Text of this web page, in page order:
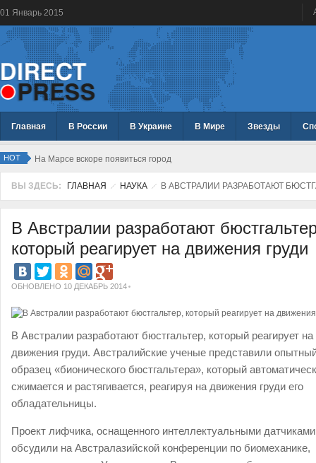
01 Январь 2015
Главная В России В Украине В Мире Звезды
HOT На Марсе вскоре появиться город
ВЫ ЗДЕСЬ: ГЛАВНАЯ НАУКА В АВСТРАЛИИ РАЗРАБОТАЮТ
В Австралии разработают
который реагирует на движения груди
ОБНОВЛЕНО 10 ДЕКАБРЬ 2014
В Австралии разработают бюстгальтер, который реагирует на
движения груди. Австралийские ученые представили
образец «бионического бюстгальтера», который
сжимается и растягивается, реагируя на движения груди его
обладательницы.
Проект лифчика, оснащенного интеллектуальными
обсудили на Австралазийской конференции по биомеханике,